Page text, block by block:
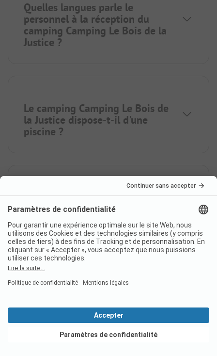
Quelles langues parle le
personnel à la réception du
camping Camping Le Bois de la
Justice ?
Le camping Camping Le Bois de
la Justice dispose-t-il d'une
piscine ?
Le camping Camping Le Bois de
la Justice dispose-t-il d'un
service de restauration ou d'un
commerce ?
camping Camping Le Bois de la
Justice compte-t-il ?
Voir les offres